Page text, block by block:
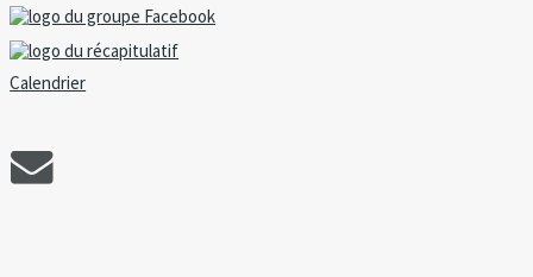
Calendrier